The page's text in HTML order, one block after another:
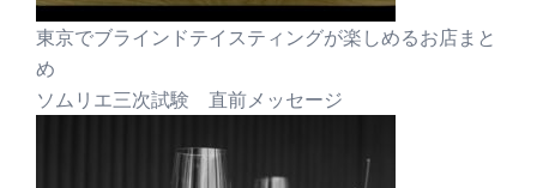
東京でブラインドテイスティングが楽しめるお店まと
め
ソムリエ三次試験 直前メッセージ